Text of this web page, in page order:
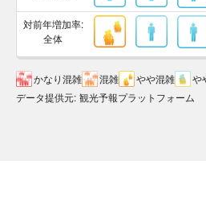
対前年増加率:
全体
かなり混雑 混雑 やや混雑 や
データ提供元: 観光予報プラットフォーム